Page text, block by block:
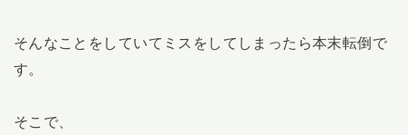
そんなことをしていてミスをしてしまったら本末転倒で
す。
そこで、